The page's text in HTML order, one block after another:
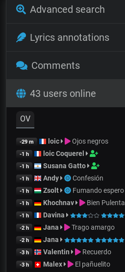
Advanced search
Lyrics annotations
Comments
43 users online
OV
-29 m loic Ojos negros
-1 h loic Coquerel
-1 h Susana Gatto
-1 h Andy Confesión
-1 h Zsolt Fumando espero
-1 h Khochnav Bien Pulenta
-1 h Davina
-2 h Jana Trago amargo
-2 h Jana
-3 h Valentin Recuerdo
-3 h Malex El pañuelito